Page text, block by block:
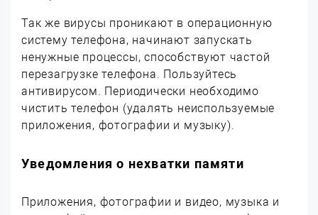
Так же вирусы проникают в операционную
систему телефона, начинают запускать
ненужные процессы, способствуют частой
перезагрузке телефона. Пользуйтесь
антивирусом. Периодически необходимо
чистить телефон (удалять неиспользуемые
приложения, фотографии и музыку).
Уведомления о нехватки памяти
Приложения, фотографии и видео, музыка и